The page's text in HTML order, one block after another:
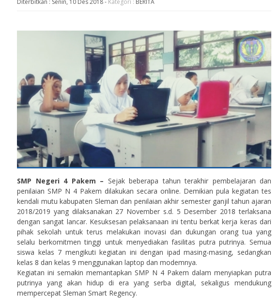
Diterbitkan : Senin, 10 Des 2018- Kategori : BERITA
SMP Negeri 4 Pakem – Sejak beberapa tahun terakhir pembelajaran dan
penilaian SMP N 4 Pakem dilakukan secara online. Demikian pula kegiatan tes
kendali mutu kabupaten Sleman dan penilaian akhir semester ganjil tahun ajaran
2018/2019 yang dilaksanakan 27 November s.d. 5 Desember 2018 terlaksana
dengan sangat lancar. Kesuksesan pelaksanaan ini tentu berkat kerja keras dari
pihak sekolah untuk terus melakukan inovasi dan dukungan orang tua yang
selalu berkomitmen tinggi untuk menyediakan fasilitas putra putrinya. Semua
siswa kelas 7 mengikuti kegiatan ini dengan ipad masing-masing, sedangkan
kelas 8 dan kelas 9 menggunakan laptop dan modemnya.
Kegiatan ini semakin memantapkan SMP N 4 Pakem dalam menyiapkan putra
putrinya yang akan hidup di era yang serba digital, sekaligus mendukung
mempercepat Sleman Smart Regency.